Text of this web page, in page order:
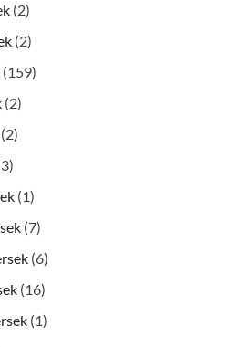
(2)
(2)
(159)
(2)
(2)
(1)
(7)
(6)
(16)
(1)